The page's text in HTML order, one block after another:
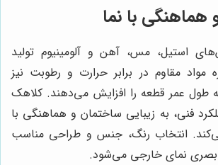
هماهنگی با نما
استیل، مس، آهن و آلومینیوم تولید
مواد مقاوم در برابر حرارت و رطوبت نیز
طول عمر قطعه را افزایش می‌دهند. کلاهک
فنی، به زیبایی ساختمان و هماهنگی با
انتخاب رنگ، جنس و طراحی مناسب
بصری نمای خارجی می‌شود.